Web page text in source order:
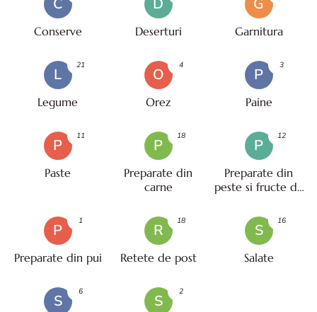
C
Conserve
D
Deserturi
G
Garnitura
L
Legume
21
O
Orez
4
P
Paine
3
P
Paste
11
P
Preparate din
carne
18
P
Preparate din
peste si fructe de
12
P
Preparate din pui
1
R
Retete de post
18
S
Salate
16
S
6
S
2